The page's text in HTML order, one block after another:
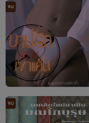
จบ
จบ